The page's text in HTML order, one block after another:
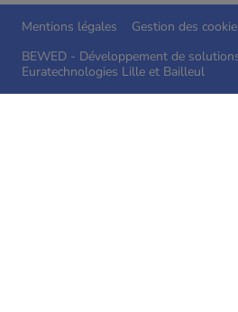
Mentions légales
Gestion des
BEWED - Développement de
Euratechnologies Lille et Bailleul